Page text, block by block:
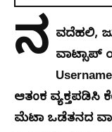
ನ ವದೆಹಲಿ,
ವಾಟ್ಸಾಪ್
ಆತಂಕ ವ್ಯಕ್ತಪಡಿಸಿ
ಮೆಟಾ ಒಡೆತನದ